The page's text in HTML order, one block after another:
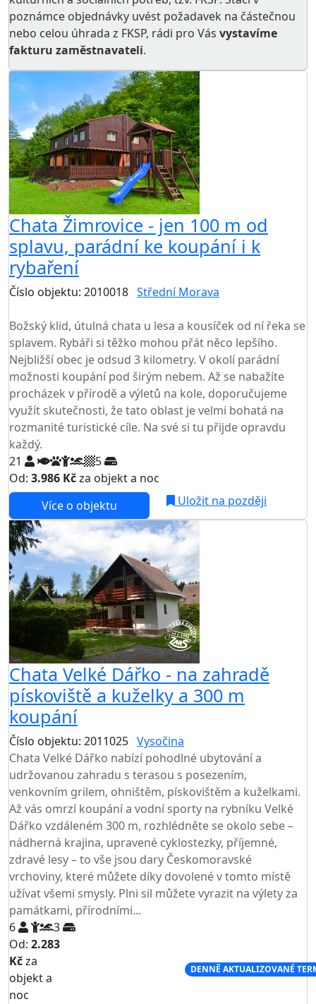
poznámce objednávky uvést požadavek na částečnou
nebo celou úhrada z FKSP, rádi pro Vás vystavíme
fakturu zaměstnavateli.
Chata Žimrovice - jen 100 m od
splavu, parádní ke koupání i k
rybaření
Číslo objektu: 2010018 Střední Morava
Božský klid, útulná chata u lesa a kousíček od ní řeka se
splavem. Rybáři si těžko mohou přát něco lepšího.
Nejbližší obec je odsud 3 kilometry. V okolí parádní
možnosti koupání pod širým nebem. Až se nabažíte
procházek v přírodě a výletů na kole, doporučujeme
využít skutečnosti, že tato oblast je velmi bohatá na
rozmanité turistické cíle. Na své si tu přijde opravdu
každý.
21
5
Od: 3.986 Kčza objekt a noc
Více o objektu
Uložit na později
Chata Velké Dářko - na zahradě
pískoviště a kuželky a 300 m
koupání
Číslo objektu: 2011025 Vysočina
Chata Velké Dářko nabízí pohodlné ubytování a
udržovanou zahradu s terasou s posezením,
venkovním grilem, ohništěm, pískovištěm a kuželkami.
Až vás omrzí koupání a vodní sporty na rybníku Velké
Dářko vzdáleném 300 m, rozhlédněte se okolo sebe –
nádherná krajina, upravené cyklostezky, příjemné,
zdravé lesy – to vše jsou dary Českomoravské
vrchoviny, které můžete díky dovolené v tomto místě
užívat všemi smysly. Plni sil můžete vyrazit na výlety za
památkami, přírodními...
6
3
Od: 2.283
Kčza
objekt a
noc
DENNĚ AKTUALIZOVANÉ